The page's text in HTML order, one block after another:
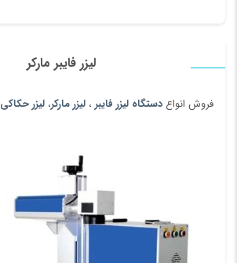
لیزر فایبر مارکر
فروش انواع دستگاه لیزر فایبر ، لیزر مارکر، لیزر حکاکی